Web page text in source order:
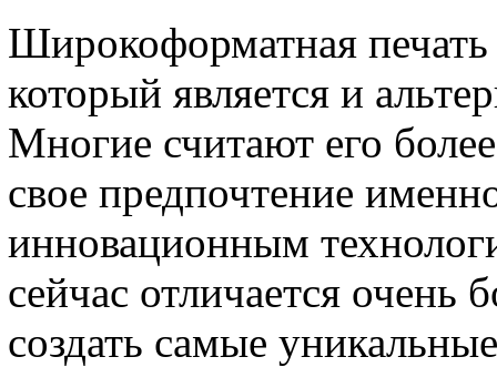
Широкоформатная печать
который является и
Многие считают его
свое предпочтение
инновационным
сейчас отличается
создать самые